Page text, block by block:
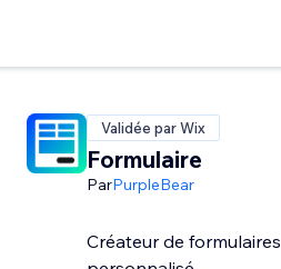
Validée par Wix
Formulaire
ParPurpleBear
Créateur de formulaires